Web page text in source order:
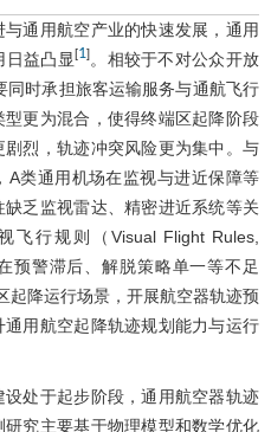
通用航空产业的快速发展，通用
日益凸显 [1]。相较于不对公众开放
同时承担旅客运输服务与通航飞行
更为混合，使得终端区起降阶段
烈，轨迹冲突风险更为集中。与
A类通用机场在监视与进近保障等
乏监视雷达、精密进近系统等关
行规则（Visual Flight Rules,
预警滞后、解脱策略单一等不足
起降运行场景，开展航空器轨迹预
用航空起降轨迹规划能力与运行
处于起步阶段，通用航空器轨迹
究主要基于物理模型和数学优化